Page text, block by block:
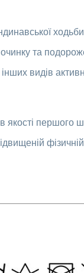
та
видів
першого
фізичній